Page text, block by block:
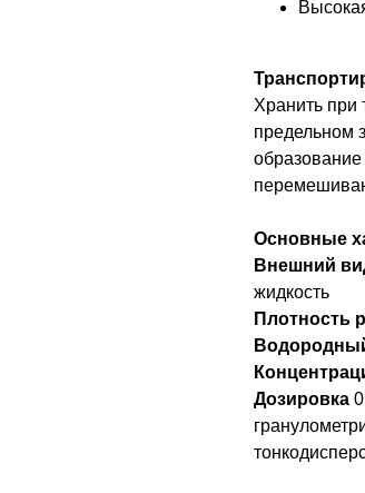
Хранить при
предельном
Основные
Внешний
жидкость
Плотность
Дозировка